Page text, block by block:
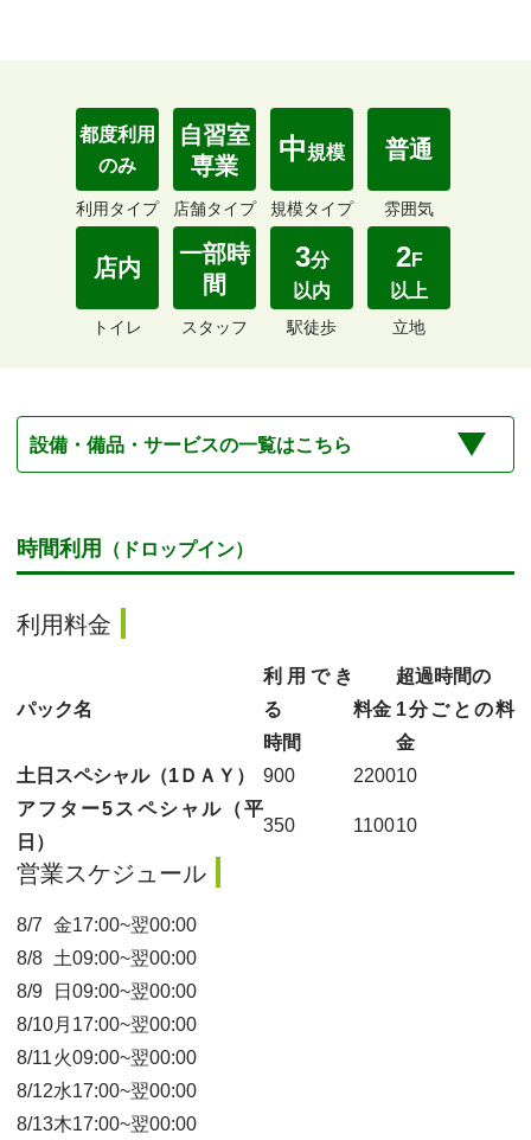
都度利用
のみ
利用タイプ
自習室
専業
店舗タイプ
中規模
規模タイプ
普通
雰囲気
店内
トイレ
一部時
間
スタッフ
3分
以内
駅徒歩
2F
以上
立地
設備・備品・サービスの一覧はこちら
時間利用 （ドロップイン）
利用料金
パック名
利用でき
る
時間
料金
超過時間の
1分ごとの料
金
土日スペシャル（1ＤＡＹ）
900 220010
アフター5スペシャル（平
日）
350 110010
営業スケジュール
8/7 金17:00~翌00:00
8/8 土09:00~翌00:00
8/9
日 09:00~翌00:00
8/10月 17:00~翌00:00
8/11火09:00~翌00:00
8/12水17:00~翌00:00
8/13木17:00~翌00:00